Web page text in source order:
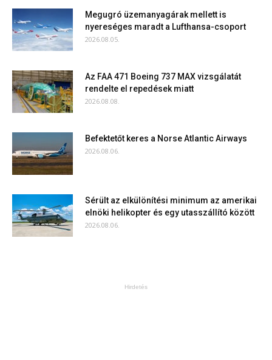
Megugró üzemanyagárak mellett is
nyereséges maradt a Lufthansa-csoport
2026.08.05.
Az FAA 471 Boeing 737 MAX vizsgálatát
rendelte el repedések miatt
2026.08.08.
Befektetőt keres a Norse Atlantic Airways
2026.08.06.
Sérült az elkülönítési minimum az amerikai
elnöki helikopter és egy utasszállító között
2026.08.06.
Hirdetés